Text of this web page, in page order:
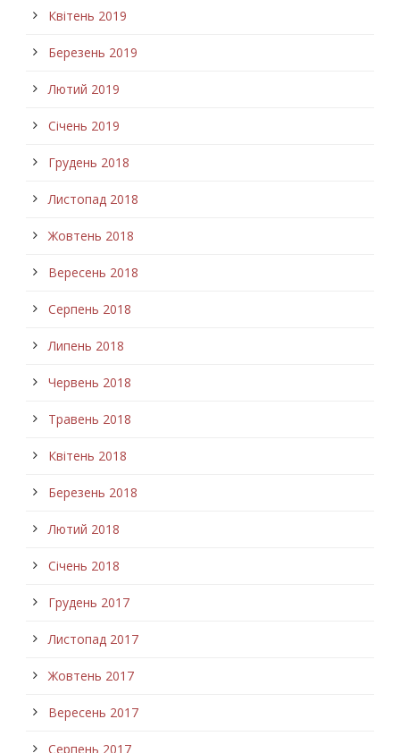
Квітень 2019
Березень 2019
Лютий 2019
Січень 2019
Грудень 2018
Листопад 2018
Жовтень 2018
Вересень 2018
Серпень 2018
Липень 2018
Червень 2018
Травень 2018
Квітень 2018
Березень 2018
Лютий 2018
Січень 2018
Грудень 2017
Листопад 2017
Жовтень 2017
Вересень 2017
Серпень 2017